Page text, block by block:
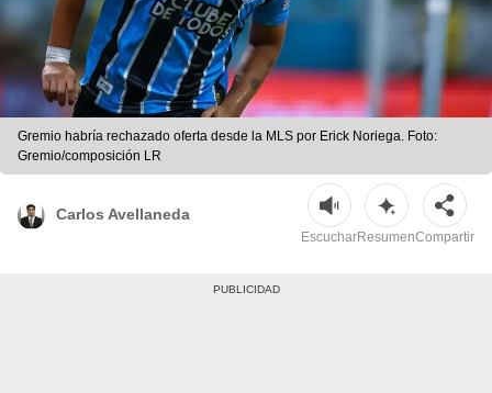
Gremio habría rechazado oferta desde la MLS por Erick Noriega. Foto:
Gremio/composición LR
Carlos Avellaneda
EscucharResumenCompartir